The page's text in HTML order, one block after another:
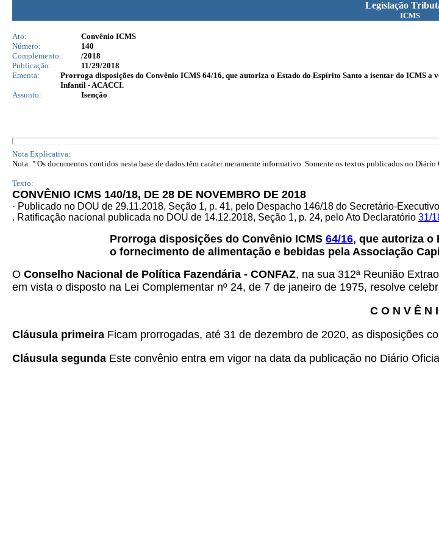
Legislação
ICMS
Ato:
Convênio ICMS
Número:
140
Complemento:
/2018
Publicação:
11/29/2018
Ementa:
Prorroga disposições do Convênio ICMS 64/16, que autoriza o Estado do Espírito Santo a isentar do ICMS
Infantil - ACACCI.
Assunto:
Isenção
Nota Explicativa:
Nota: " Os documentos contidos nesta base de dados têm caráter meramente informativo. Somente os textos publicados no
Texto:
CONVÊNIO ICMS 140/18, DE 28 DE NOVEMBRO DE 2018
· Publicado no DOU de 29.11.2018, Seção 1, p. 41, pelo Despacho 146/18 do Secretário-
. Ratificação nacional publicada no DOU de 14.12.2018, Seção 1, p. 24, pelo Ato Declaratório 31/
Prorroga disposições do Convênio ICMS 64/16, que autoriza o
o fornecimento de alimentação e bebidas pela Associação
O Conselho Nacional de Política Fazendária - CONFAZ, na sua 312ª Reunião
em vista o disposto na Lei Complementar nº 24, de 7 de janeiro de 1975, resolve
C O N V Ê N
Cláusula primeira Ficam prorrogadas, até 31 de dezembro de 2020, as disposições
Cláusula segunda Este convênio entra em vigor na data da publicação no Diário